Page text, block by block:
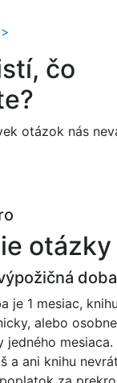
čo
otázok nás
otázky
je 1 mesiac,
alebo
jedného
a ani knihu